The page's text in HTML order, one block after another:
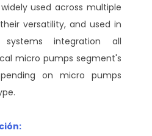
used across multiple
versatility, and used in
systems integration all
micro pumps segment's
on micro pumps